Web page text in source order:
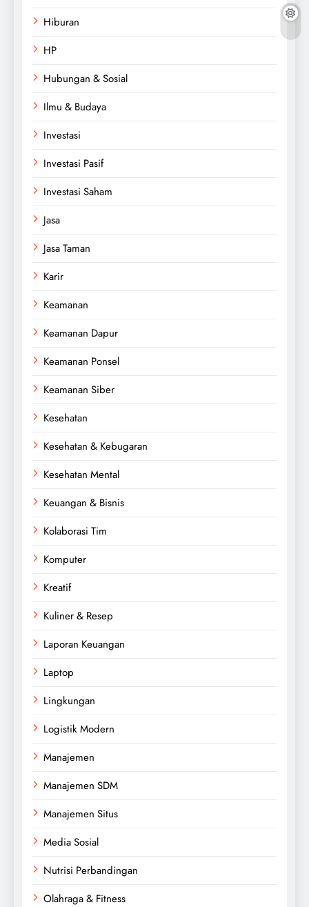
Hiburan
HP
Hubungan & Sosial
Ilmu & Budaya
Investasi
Investasi Pasif
Investasi Saham
Jasa
Jasa Taman
Karir
Keamanan
Keamanan Dapur
Keamanan Ponsel
Keamanan Siber
Kesehatan
Kesehatan & Kebugaran
Kesehatan Mental
Keuangan & Bisnis
Kolaborasi Tim
Komputer
Kreatif
Kuliner & Resep
Laporan Keuangan
Laptop
Lingkungan
Logistik Modern
Manajemen
Manajemen SDM
Manajemen Situs
Media Sosial
Nutrisi Perbandingan
Olahraga & Fitness